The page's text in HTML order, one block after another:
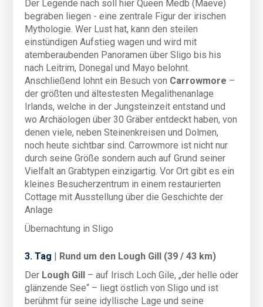
Der Legende nach soll hier Queen Medb (Maeve)
begraben liegen - eine zentrale Figur der irischen
Mythologie. Wer Lust hat, kann den steilen
einstündigen Aufstieg wagen und wird mit
atemberaubenden Panoramen über Sligo bis his
nach Leitrim, Donegal und Mayo belohnt.
Anschließend lohnt ein Besuch von Carrowmore –
der größten und ältestesten Megalithenanlage
Irlands, welche in der Jungsteinzeit entstand und
wo Archäologen über 30 Gräber entdeckt haben, von
denen viele, neben Steinenkreisen und Dolmen,
noch heute sichtbar sind. Carrowmore ist nicht nur
durch seine Größe sondern auch auf Grund seiner
Vielfalt an Grabtypen einzigartig. Vor Ort gibt es ein
kleines Besucherzentrum in einem restaurierten
Cottage mit Ausstellung über die Geschichte der
Anlage
Übernachtung in Sligo
3. Tag | Rund um den Lough Gill (39 / 43 km)
Der Lough Gill – auf Irisch Loch Gile, „der helle oder
glänzende See“ – liegt östlich von Sligo und ist
berühmt für seine idyllische Lage und seine